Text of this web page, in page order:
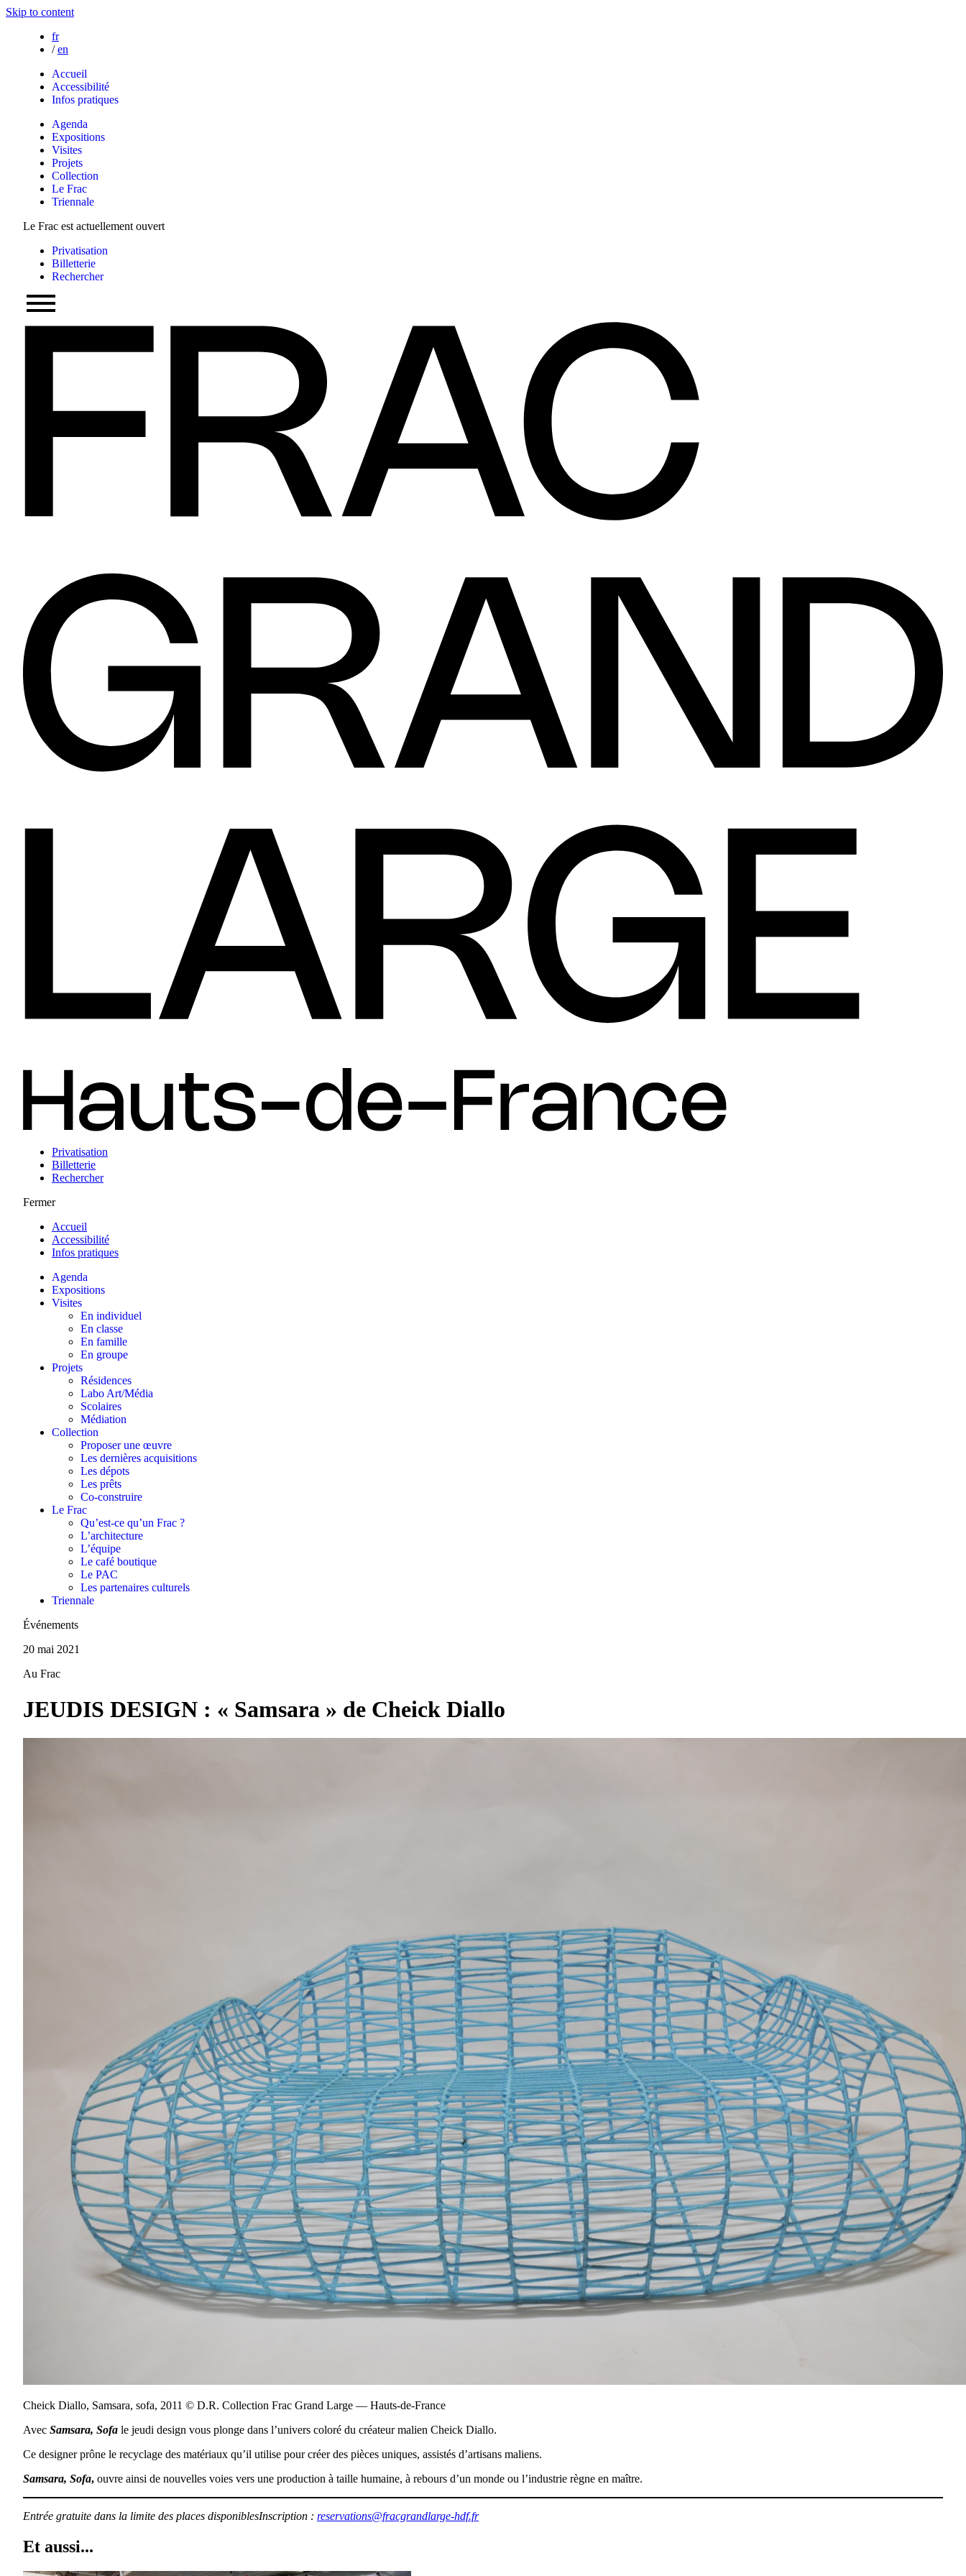
Skip to content
fr
/ en
Accueil
Accessibilité
Infos pratiques
Agenda
Expositions
Visites
Projets
Collection
Le Frac
Triennale
Le Frac est actuellement ouvert
Privatisation
Billetterie
Rechercher
Privatisation
Billetterie
Rechercher
Fermer
Accueil
Accessibilité
Infos pratiques
Agenda
Expositions
Visites
En individuel
En classe
En famille
En groupe
Projets
Résidences
Labo Art/Média
Scolaires
Médiation
Collection
Proposer une œuvre
Les dernières acquisitions
Les dépots
Les prêts
Co-construire
Le Frac
Qu’est-ce qu’un Frac ?
L’architecture
L’équipe
Le café boutique
Le PAC
Les partenaires culturels
Triennale
Événements
20 mai 2021
Au Frac
JEUDIS DESIGN : « Samsara » de Cheick Diallo
Cheick Diallo, Samsara, sofa, 2011 © D.R. Collection Frac Grand Large — Hauts-de-France
Avec Samsara, Sofa le jeudi design vous plonge dans l’univers coloré du créateur malien Cheick Diallo.
Ce designer prône le recyclage des matériaux qu’il utilise pour créer des pièces uniques, assistés d’artisans maliens.
Samsara, Sofa, ouvre ainsi de nouvelles voies vers une production à taille humaine, à rebours d’un monde ou l’industrie règne en maître.
Entrée gratuite dans la limite des places disponiblesInscription : reservations@fracgrandlarge-hdf.fr
Et aussi...